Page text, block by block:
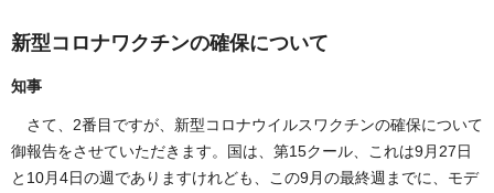
新型コロナワクチンの確保について
知事
さて、2番目ですが、新型コロナウイルスワクチンの確保について
御報告をさせていただきます。国は、第15クール、これは9月27日
と10月4日の週でありますけれども、この9月の最終週までに、モデ